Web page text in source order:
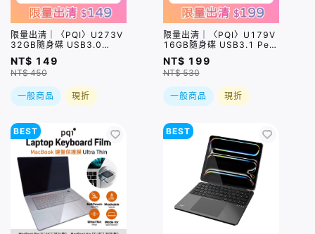
限量出清｜〈PQI〉U273V
32GB隨身碟 USB3.0
Traveling Disk（顏色隨機
出貨）
NT$ 149
NT$ 450
一般商品 現折
限量出清｜〈PQI〉U179V
16GB隨身碟 USB3.1 Pen
Drive 黑色
NT$ 199
NT$ 530
一般商品 現折
BEST BEST